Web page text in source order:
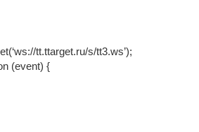
tt.ttarget.ru/s/tt3.ws’);
(event) {